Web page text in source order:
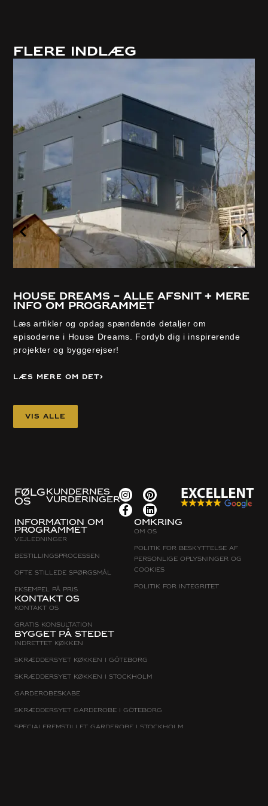
Flere indlæg
House Dreams – alle afsnit + mere
info om programmet
Læs artikler og opdag spændende detaljer om
episoderne i House Dreams. Fordyb dig i inspirerende
projekter og byggerejser!
Læs mere om det
Vis alle
Bygget på stedet
Indrettet køkken
Skræddersyet køkken i Göteborg
Skræddersyet køkken i Stockholm
Garderobeskabe
Skræddersyet garderobe i Göteborg
Specialfremstillet garderobe i Stockholm
Information om
programmet
Vejledninger
Bestillingsprocessen
Ofte stillede spørgsmål
Eksempel på pris
Kontakt os
Kontakt os
Gratis konsultation
Omkring
Om os
Politik for beskyttelse af
personlige oplysninger og
cookies
Politik for integritet
FØLG
OS
KUNDERNES
VURDERINGER